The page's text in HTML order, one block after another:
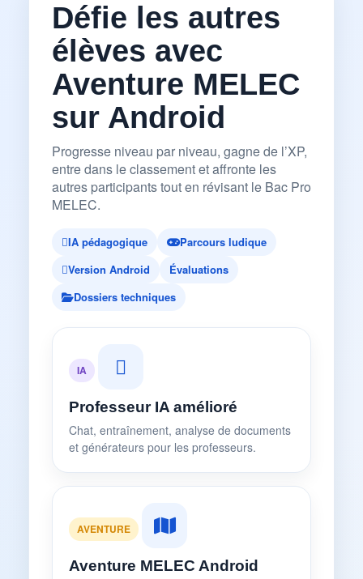
Défie les autres
élèves avec
Aventure MELEC
sur Android
Progresse niveau par niveau, gagne de l’XP,
entre dans le classement et affronte les
autres participants tout en révisant le Bac Pro
MELEC.
IA pédagogique
Parcours ludique
Version Android
Évaluations
Dossiers techniques
IA
Professeur IA amélioré
Chat, entraînement, analyse de documents
et générateurs pour les professeurs.
AVENTURE
Aventure MELEC Android